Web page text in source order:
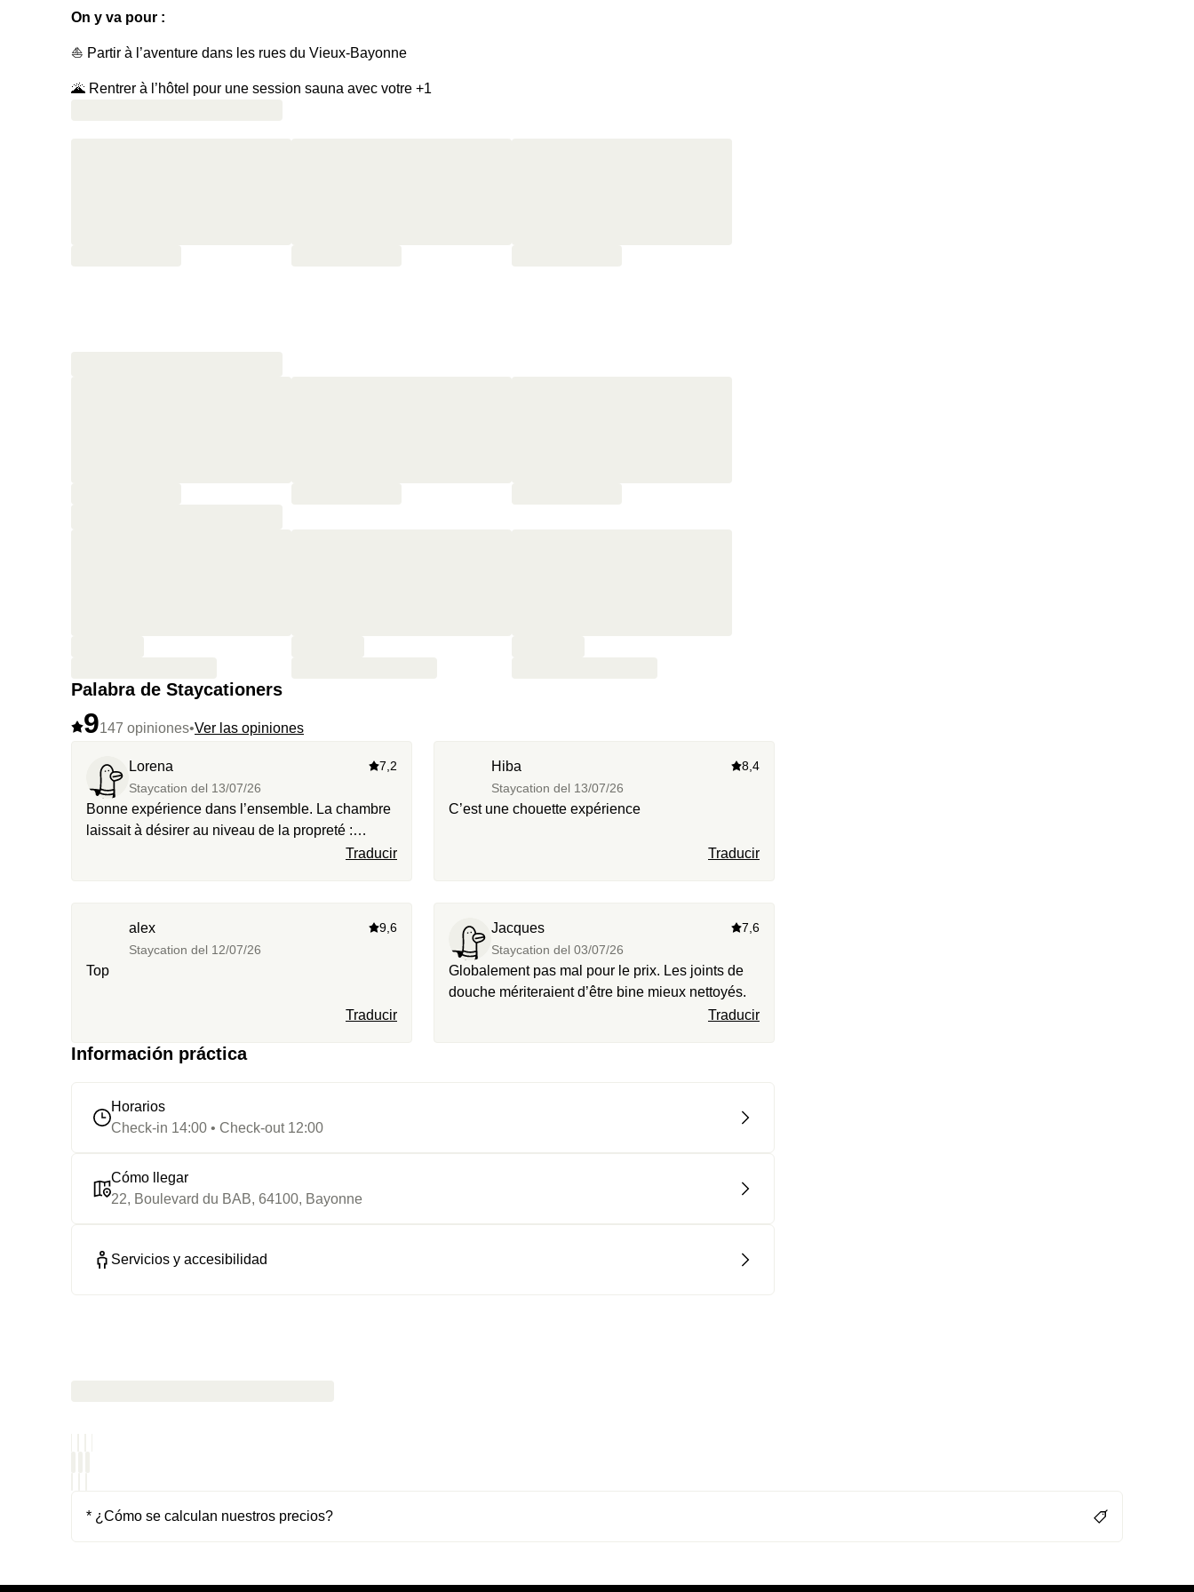
On y va pour :
⛵️ Partir à l’aventure dans les rues du Vieux-Bayonne
🌋 Rentrer à l’hôtel pour une session sauna avec votre +1
Palabra de Staycationers
9147 opiniones•Ver las opiniones
Lorena
Staycation del 13/07/26
7,2
Bonne expérience dans l’ensemble. La chambre
laissait à désirer au niveau de la propreté :
matelas plein de taches, revetement sol taché,
Traducir
Hiba
Staycation del 13/07/26
8,4
C’est une chouette expérience
Traducir
alex
Staycation del 12/07/26
9,6
Top
Traducir
Jacques
Staycation del 03/07/26
7,6
Globalement pas mal pour le prix. Les joints de
douche mériteraient d’être bine mieux nettoyés.
Traducir
Información práctica
Horarios
Check-in 14:00 • Check-out 12:00
Cómo llegar
22, Boulevard du BAB, 64100, Bayonne
Servicios y accesibilidad
* ¿Cómo se calculan nuestros precios?